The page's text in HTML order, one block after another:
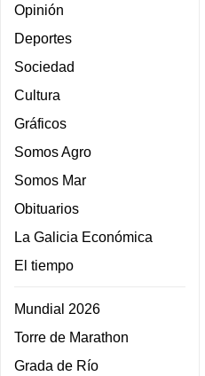
Opinión
Deportes
Sociedad
Cultura
Gráficos
Somos Agro
Somos Mar
Obituarios
La Galicia Económica
El tiempo
Mundial 2026
Torre de Marathon
Grada de Río